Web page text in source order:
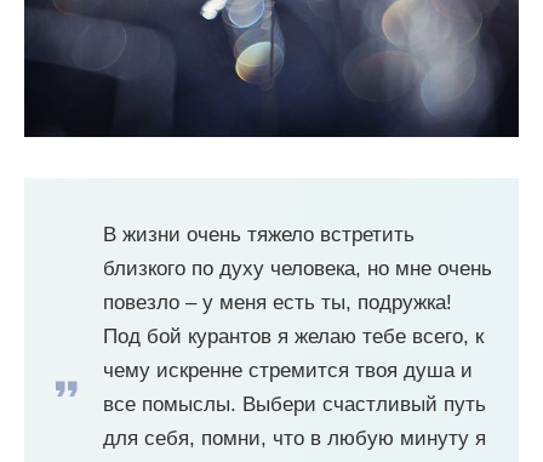
В жизни очень тяжело встретить
близкого по духу человека, но мне очень
повезло – у меня есть ты, подружка!
Под бой курантов я желаю тебе всего, к
чему искренне стремится твоя душа и
все помыслы. Выбери счастливый путь
для себя, помни, что в любую минуту я